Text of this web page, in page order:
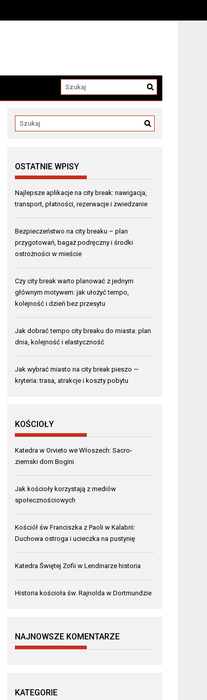
OSTATNIE WPISY
Najlepsze aplikacje na city break: nawigacja,
transport, płatności, rezerwacje i zwiedzanie
Bezpieczeństwo na city breaku – plan
przygotowań, bagaż podręczny i środki
ostrożności w mieście
Czy city break warto planować z jednym
głównym motywem: jak ułożyć tempo,
kolejność i dzień bez przesytu
Jak dobrać tempo city breaku do miasta: plan
dnia, kolejność i elastyczność
Jak wybrać miasto na city break pieszo —
kryteria: trasa, atrakcje i koszty pobytu
KOŚCIOŁY
Katedra w Orvieto we Włoszech: Sacro-
ziemski dom Bogini
Jak kościoły korzystają z mediów
społecznościowych
Kościół św Franciszka z Paoli w Kalabrii:
Duchowa ostroga i ucieczka na pustynię
Katedra Świętej Zofii w Lendinarze historia
Historia kościoła św. Rajnolda w Dortmundzie
NAJNOWSZE KOMENTARZE
KATEGORIE